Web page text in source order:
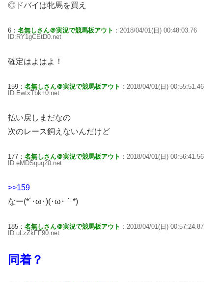
◎ドバイは牝馬を買え
6： 名無しさん＠実況で競馬板アウト ：2018/04/01(日) 00:48:03.76
ID:RY1gCEtD0.net
確定はよはよ！
159： 名無しさん＠実況で競馬板アウト ：2018/04/01(日) 00:55:51.46
ID:EwtxTbk+0.net
払い戻しまだなの
次のレース飼えないんだけど
177： 名無しさん＠実況で競馬板アウト ：2018/04/01(日) 00:56:41.56
ID:eMDSquq20.net
>>159
なー(*´･ω･)(･ω･｀*)
185： 名無しさん＠実況で競馬板アウト ：2018/04/01(日) 00:57:24.87
ID:uLzZkFF90.net
同着？